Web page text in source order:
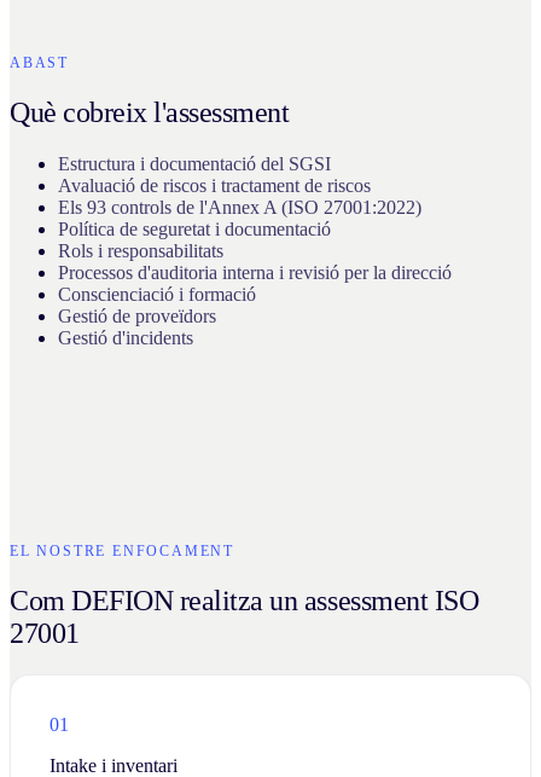
ABAST
Què cobreix l'assessment
Estructura i documentació del SGSI
Avaluació de riscos i tractament de riscos
Els 93 controls de l'Annex A (ISO 27001:2022)
Política de seguretat i documentació
Rols i responsabilitats
Processos d'auditoria interna i revisió per la direcció
Conscienciació i formació
Gestió de proveïdors
Gestió d'incidents
EL NOSTRE ENFOCAMENT
Com DEFION realitza un assessment ISO
27001
01
Intake i inventari